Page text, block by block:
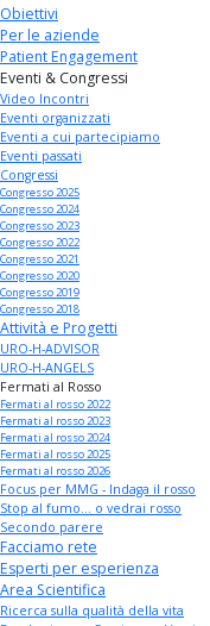
Obiettivi
Per le aziende
Patient Engagement
Eventi & Congressi
Video Incontri
Eventi organizzati
Eventi a cui partecipiamo
Eventi passati
Congressi
Congresso 2025
Congresso 2024
Congresso 2023
Congresso 2022
Congresso 2021
Congresso 2020
Congresso 2019
Congresso 2018
Attività e Progetti
URO-H-ADVISOR
URO-H-ANGELS
Fermati al Rosso
Fermati al rosso 2022
Fermati al rosso 2023
Fermati al rosso 2024
Fermati al rosso 2025
Fermati al rosso 2026
Focus per MMG - Indaga il rosso
Stop al fumo... o vedrai rosso
Secondo parere
Facciamo rete
Esperti per esperienza
Area Scientifica
Ricerca sulla qualità della vita